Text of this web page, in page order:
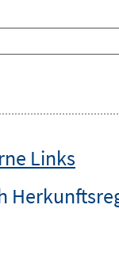
Links